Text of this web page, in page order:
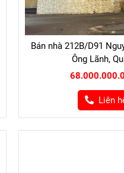
Bán nhà 212B/D91
Ông Lãnh,
Liên